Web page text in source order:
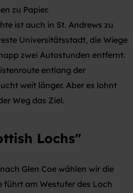
zu Papier.
ist auch in St. Andrews zu
Universitätsstadt, die Wiege
zwei Autostunden entfernt.
entlang der
weit länger. Aber es lohnt
Weg das Ziel.
Lochs"
Glen Coe wählen wir die
führt am Westufer des Loch